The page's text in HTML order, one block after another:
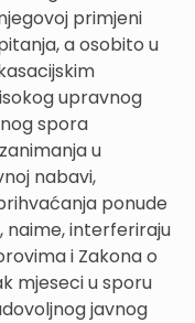
primjeni
a osobito u
upravnog
spora
u
nabavi,
ponude
naime, interferiraju
i Zakona o
mjeseci u sporu
javnog